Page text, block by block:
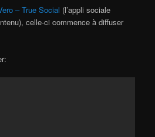
– True Social (l’appli sociale
celle-ci commence à diffuser